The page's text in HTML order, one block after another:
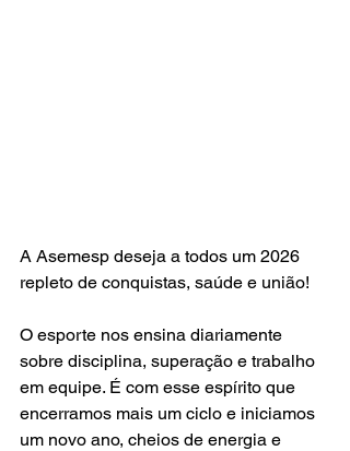
A Asemesp deseja a todos um 2026
repleto de conquistas, saúde e união!
O esporte nos ensina diariamente
sobre disciplina, superação e trabalho
em equipe. É com esse espírito que
encerramos mais um ciclo e iniciamos
um novo ano, cheios de energia e